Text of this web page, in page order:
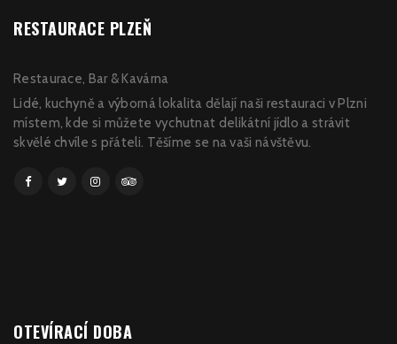
RESTAURACE PLZEŇ
Restaurace, Bar & Kavárna
Lidé, kuchyně a výborná lokalita dělají naši restauraci v Plzni
místem, kde si můžete vychutnat delikátní jídlo a strávit
skvělé chvíle s přáteli. Těšíme se na vaši návštěvu.
OTEVÍRACÍ DOBA